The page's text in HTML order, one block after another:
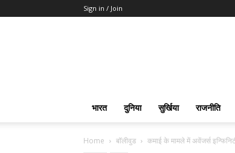
Sign in / Join
भारत दुनिया सुर्खिया राजनीति
Home बॉलीवुड कमाई के मामले में अवेंजर्स